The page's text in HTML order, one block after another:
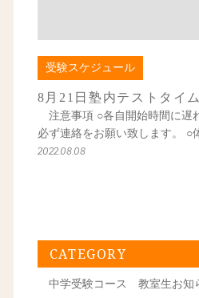
受験スケジュール
8月21日塾内テストタイ
注意事項 ○各自開始時間に遅
必ず連絡をお願い致します。 ○
2022.08.08
CATEGORY
中学受験コース 教室生お知